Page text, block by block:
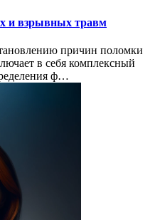
и взрывных травм
причин поломки
в себя комплексный
ф…